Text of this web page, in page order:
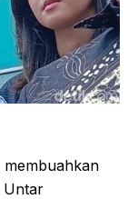
membuahkan
Untar